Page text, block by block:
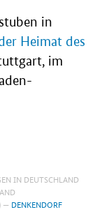
in
Heimat des
im
IN DEUTSCHLAND
DENKENDORF